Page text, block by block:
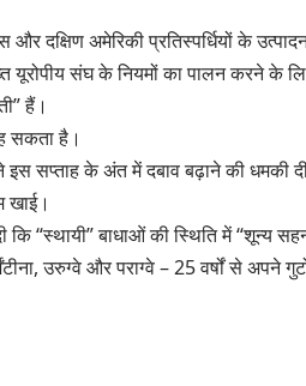
दक्षिण अमेरिकी प्रतिस्पर्धियों के
यूरोपीय संघ के नियमों का पालन करने के
हैं।
सकता है।
सप्ताह के अंत में दबाव बढ़ाने की धमकी
खाई।
“स्थायी” बाधाओं की स्थिति में “शून्य
उरुग्वे और पराग्वे – 25 वर्षों से अपने